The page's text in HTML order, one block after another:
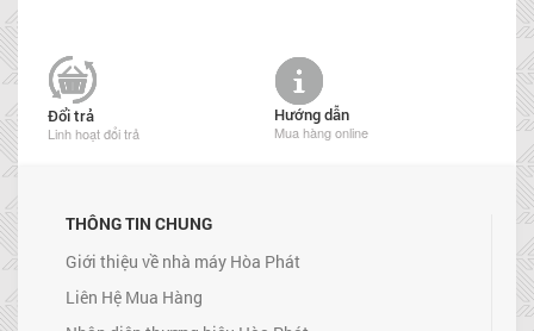
Đổi trả
Linh hoạt đổi trả
Hướng dẫn
Mua hàng online
THÔNG TIN CHUNG
Giới thiệu về nhà máy Hòa Phát
Liên Hệ Mua Hàng